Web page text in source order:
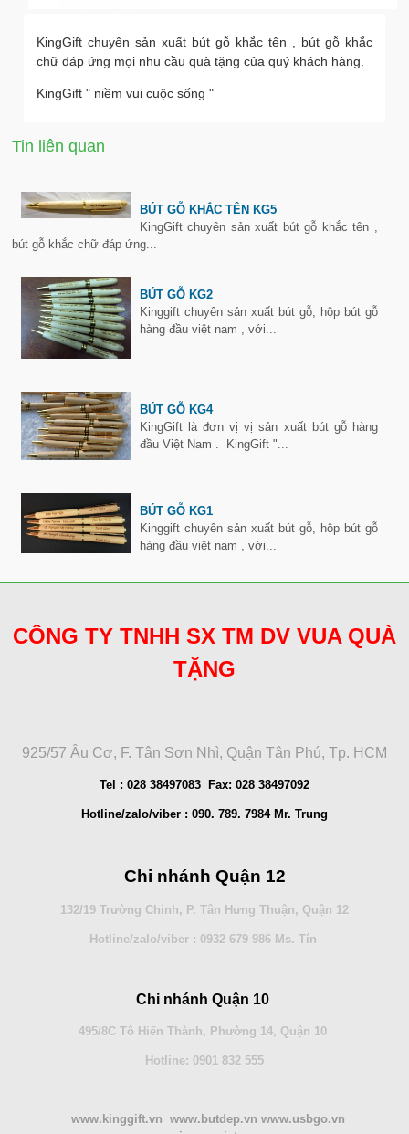
KingGift chuyên sản xuất bút gỗ khắc tên , bút gỗ khắc
chữ đáp ứng mọi nhu cầu quà tặng của quý khách hàng.
KingGift " niềm vui cuộc sống "
Tin liên quan
BÚT GỖ KHẮC TÊN KG5
KingGift chuyên sản xuất bút gỗ khắc tên ,
bút gỗ khắc chữ đáp ứng...
BÚT GỖ KG2
Kinggift chuyên sản xuất bút gỗ, hộp bút gỗ
hàng đầu việt nam , với...
BÚT GỖ KG4
KingGift là đơn vị vị sản xuất bút gỗ hàng
đầu Việt Nam . KingGift "...
BÚT GỖ KG1
Kinggift chuyên sản xuất bút gỗ, hộp bút gỗ
hàng đầu việt nam , với...
CÔNG TY TNHH SX TM DV VUA QUÀ
TẶNG
925/57 Âu Cơ, F. Tân Sơn Nhì, Quận Tân Phú, Tp. HCM
Tel : 028 38497083 Fax: 028 38497092
Hotline/zalo/viber : 090. 789. 7984 Mr. Trung
Chi nhánh Quận 12
132/19 Trường Chinh, P. Tân Hưng Thuận, Quận 12
Hotline/zalo/viber : 0932 679 986 Ms. Tín
Chi nhánh Quận 10
495/8C Tô Hiến Thành, Phường 14, Quận 10
Hotline: 0901 832 555
www.kinggift.vn www.butdep.vn www.usbgo.vn